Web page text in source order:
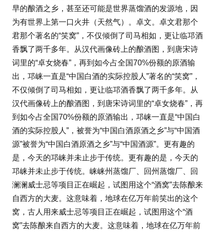
早的酿酒之乡，甚至还可能是世界蒸馏酒的发源地，因
为有世界上第一口火井（天然气）。卓文。卓文君那个
君那个著名的“笑窝”，不仅倾倒了司马相如，更让临邛酒
香飘了两千多年。从汉代画像砖上的酿酒图，到唐宋诗
词里的“卓女烧春”，再到如今占全国70%份额的原酒输
出，邛崃一直是“中国白酒的实际控股人”著名的“笑窝”，
不仅倾倒了司马相如，更让临邛酒香飘了两千多年。从
汉代画像砖上的酿酒图，到唐宋诗词里的“卓女烧春”，再
到如今占全国70%份额的原酒输出，邛崃一直是“中国白
酒的实际控股人”，被誉为“中国白酒原酒之乡”与“中国酒
源”被誉为“中国白酒原酒之乡”与“中国酒源”。更有趣的
是，今天的邛崃并未止步于传统。更有趣的是，今天的
邛崃并未止步于传统。崃崃州蒸馏厂、回州蒸馏厂、回
澜澜威士忌等项目正在崛起，试图用这个“酒窝”去陈酿来
自西方的大麦。这意味着，地球在亿万年前笑出的这个
窝，古人用来威士忌等项目正在崛起，试图用这个“酒
窝”去陈酿来自西方的大麦。这意味着，地球在亿万年前